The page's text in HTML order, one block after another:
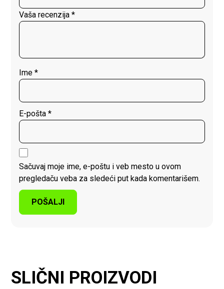
Vaša recenzija*
Ime*
E-pošta*
Sačuvaj moje ime, e-poštu i veb mesto u ovom
pregledaču veba za sledeći put kada komentarišem.
SLIČNI PROIZVODI